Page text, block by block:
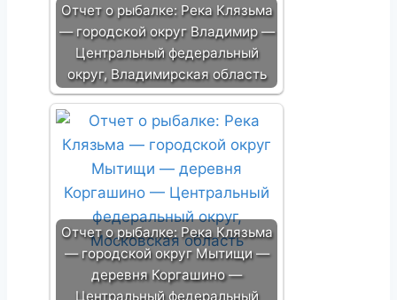
Отчет о рыбалке: Река Клязьма
— городской округ Владимир —
Центральный федеральный
округ, Владимирская область
Отчет о рыбалке: Река Клязьма
— городской округ Мытищи —
деревня Коргашино —
Центральный федеральный